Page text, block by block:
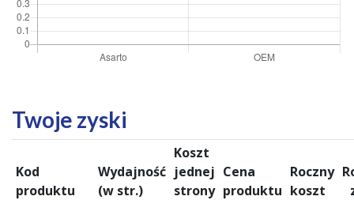
Twoje zyski
Kod
produktu
Wydajność
(w str.)
Koszt
jednej
strony
Cena
produktu
Roczny
koszt